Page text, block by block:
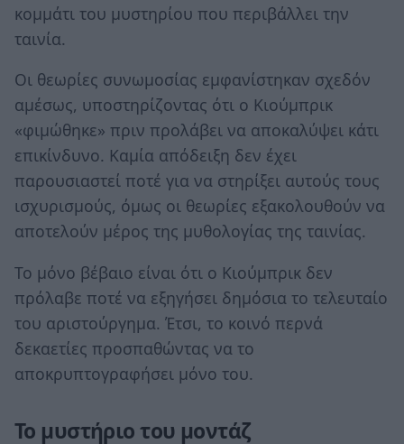
κομμάτι του μυστηρίου που περιβάλλει την
ταινία.
Οι θεωρίες συνωμοσίας εμφανίστηκαν σχεδόν
αμέσως, υποστηρίζοντας ότι ο Κιούμπρικ
«φιμώθηκε» πριν προλάβει να αποκαλύψει κάτι
επικίνδυνο. Καμία απόδειξη δεν έχει
παρουσιαστεί ποτέ για να στηρίξει αυτούς τους
ισχυρισμούς, όμως οι θεωρίες εξακολουθούν να
αποτελούν μέρος της μυθολογίας της ταινίας.
Το μόνο βέβαιο είναι ότι ο Κιούμπρικ δεν
πρόλαβε ποτέ να εξηγήσει δημόσια το τελευταίο
του αριστούργημα. Έτσι, το κοινό περνά
δεκαετίες προσπαθώντας να το
αποκρυπτογραφήσει μόνο του.
Το μυστήριο του μοντάζ